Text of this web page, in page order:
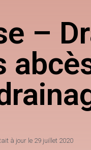
–
à jour le 29 juillet 2020